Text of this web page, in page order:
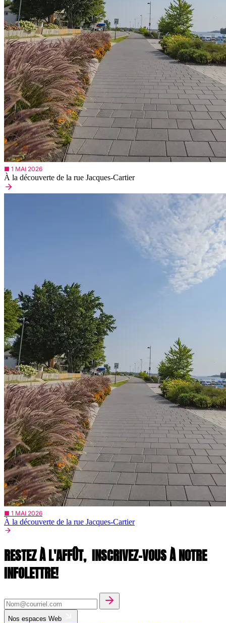
■ 1 MAI 2026
À la découverte de la rue Jacques-Cartier
■ 1 MAI 2026
À la découverte de la rue Jacques-Cartier
RESTEZ À L'AFFÛT, INSCRIVEZ-VOUS À NOTRE
INFOLETTRE!
Nos espaces Web